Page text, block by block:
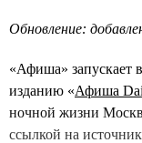
Обновление:
«Афиша» запускает
изданию «Афиша
ночной жизни
ссылкой на